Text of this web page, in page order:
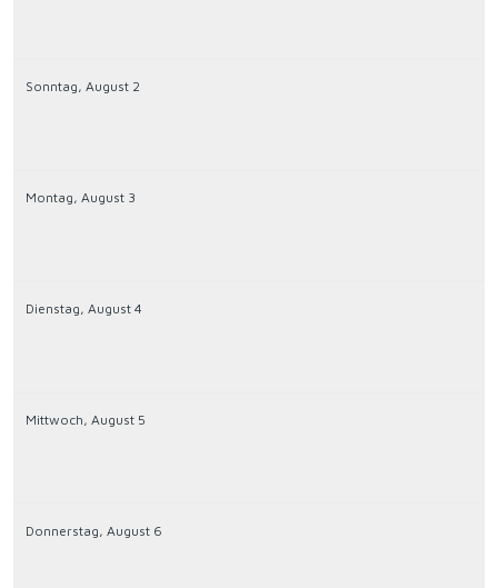
Sonntag, August 2
Montag, August 3
Dienstag, August 4
Mittwoch, August 5
Donnerstag, August 6